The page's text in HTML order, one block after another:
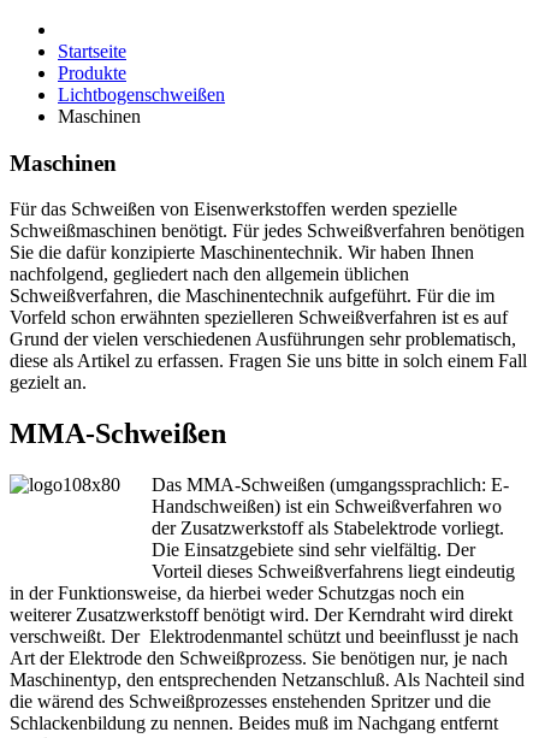
Startseite
Produkte
Lichtbogenschweißen
Maschinen
Maschinen
Für das Schweißen von Eisenwerkstoffen werden spezielle
Schweißmaschinen benötigt. Für jedes Schweißverfahren benötigen
Sie die dafür konzipierte Maschinentechnik. Wir haben Ihnen
nachfolgend, gegliedert nach den allgemein üblichen
Schweißverfahren, die Maschinentechnik aufgeführt. Für die im
Vorfeld schon erwähnten spezielleren Schweißverfahren ist es auf
Grund der vielen verschiedenen Ausführungen sehr problematisch,
diese als Artikel zu erfassen. Fragen Sie uns bitte in solch einem Fall
gezielt an.
MMA-Schweißen
Das MMA-Schweißen (umgangssprachlich: E-
Handschweißen) ist ein Schweißverfahren wo
der Zusatzwerkstoff als Stabelektrode vorliegt.
Die Einsatzgebiete sind sehr vielfältig. Der
Vorteil dieses Schweißverfahrens liegt eindeutig
in der Funktionsweise, da hierbei weder Schutzgas noch ein
weiterer Zusatzwerkstoff benötigt wird. Der Kerndraht wird direkt
verschweißt. Der Elektrodenmantel schützt und beeinflusst je nach
Art der Elektrode den Schweißprozess. Sie benötigen nur, je nach
Maschinentyp, den entsprechenden Netzanschluß. Als Nachteil sind
die wärend des Schweißprozesses enstehenden Spritzer und die
Schlackenbildung zu nennen. Beides muß im Nachgang entfernt